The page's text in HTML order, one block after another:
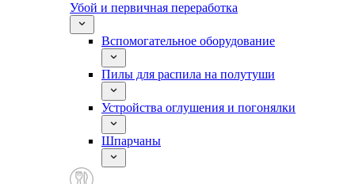
Убой и первичная переработка
Вспомогательное оборудование
Пилы для распила на полутуши
Устройства оглушения и погонялки
Шпарчаны